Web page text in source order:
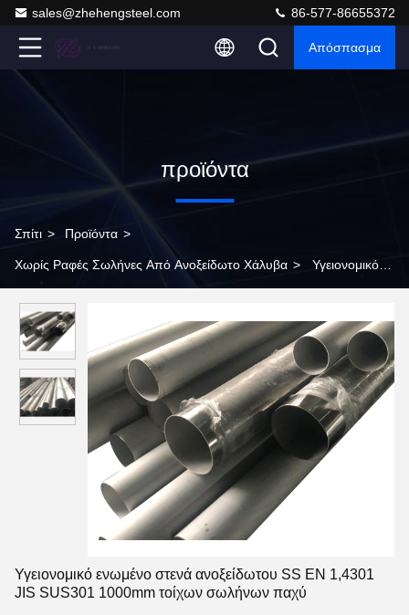
sales@zhehengsteel.com 86-577-86655372
Απόσπασμα
προϊόντα
Σπίτι > Προϊόντα >
Χωρίς Ραφές Σωλήνες Από Ανοξείδωτο Χάλυβα > Υγειονομικό
τοίχων σωλήνων παχύ
Υγειονομικό ενωμένο στενά ανοξείδωτου SS EN 1,4301
JIS SUS301 1000mm τοίχων σωλήνων παχύ